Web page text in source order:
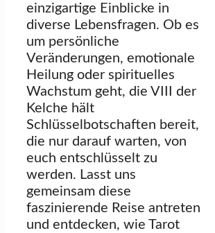
einzigartige Einblicke in
diverse Lebensfragen. Ob es
um persönliche
Veränderungen, emotionale
Heilung oder spirituelles
Wachstum geht, die VIII der
Kelche hält
Schlüsselbotschaften bereit,
die nur darauf warten, von
euch entschlüsselt zu
werden. Lasst uns
gemeinsam diese
faszinierende Reise antreten
und entdecken, wie Tarot